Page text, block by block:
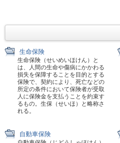
生命保険
生命保険（せいめいほけん）と
は、人間の生命や傷病にかかわる
損失を保障することを目的とする
保険で、契約により、死亡などの
所定の条件において保険者が受取
人に保険金を支払うことを約束す
るもの。生保（せいほ）と略称さ
れる。
自動車保険